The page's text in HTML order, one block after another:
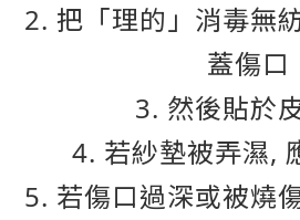
2. 把「理的」消毒無
蓋傷口
3. 然後貼於
4. 若紗墊被弄濕,
5. 若傷口過深或被燒